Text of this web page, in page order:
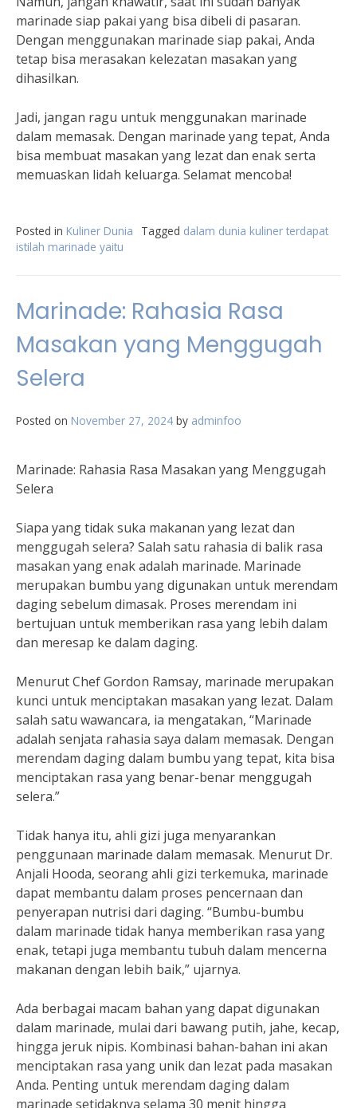
marinade siap pakai yang bisa dibeli di pasaran.
Dengan menggunakan marinade siap pakai, Anda
tetap bisa merasakan kelezatan masakan yang
dihasilkan.
Jadi, jangan ragu untuk menggunakan marinade
dalam memasak. Dengan marinade yang tepat, Anda
bisa membuat masakan yang lezat dan enak serta
memuaskan lidah keluarga. Selamat mencoba!
Posted in Kuliner Dunia Tagged dalam dunia kuliner terdapat
istilah marinade yaitu
Marinade: Rahasia Rasa
Masakan yang Menggugah
Selera
Posted on November 27, 2024 by adminfoo
Marinade: Rahasia Rasa Masakan yang Menggugah
Selera
Siapa yang tidak suka makanan yang lezat dan
menggugah selera? Salah satu rahasia di balik rasa
masakan yang enak adalah marinade. Marinade
merupakan bumbu yang digunakan untuk merendam
daging sebelum dimasak. Proses merendam ini
bertujuan untuk memberikan rasa yang lebih dalam
dan meresap ke dalam daging.
Menurut Chef Gordon Ramsay, marinade merupakan
kunci untuk menciptakan masakan yang lezat. Dalam
salah satu wawancara, ia mengatakan, “Marinade
adalah senjata rahasia saya dalam memasak. Dengan
merendam daging dalam bumbu yang tepat, kita bisa
menciptakan rasa yang benar-benar menggugah
selera.”
Tidak hanya itu, ahli gizi juga menyarankan
penggunaan marinade dalam memasak. Menurut Dr.
Anjali Hooda, seorang ahli gizi terkemuka, marinade
dapat membantu dalam proses pencernaan dan
penyerapan nutrisi dari daging. “Bumbu-bumbu
dalam marinade tidak hanya memberikan rasa yang
enak, tetapi juga membantu tubuh dalam mencerna
makanan dengan lebih baik,” ujarnya.
Ada berbagai macam bahan yang dapat digunakan
dalam marinade, mulai dari bawang putih, jahe, kecap,
hingga jeruk nipis. Kombinasi bahan-bahan ini akan
menciptakan rasa yang unik dan lezat pada masakan
Anda. Penting untuk merendam daging dalam
marinade setidaknya selama 30 menit hingga